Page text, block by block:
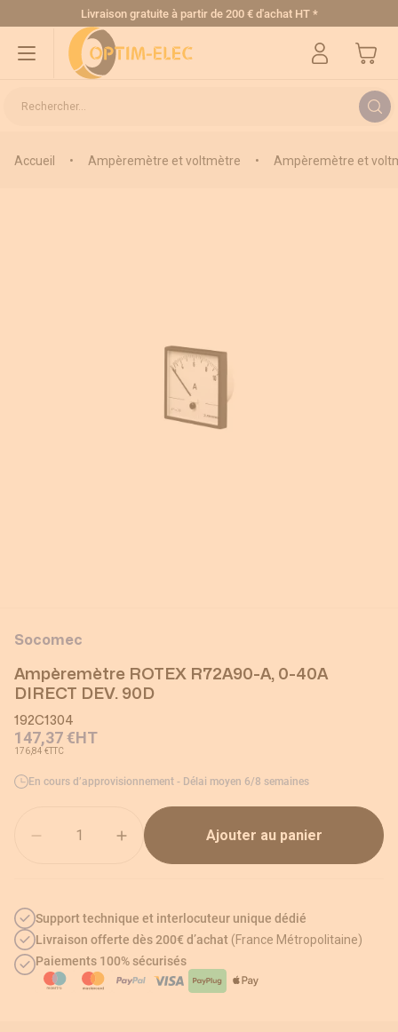
Allez au contenuLivraison gratuite à partir de 200 € d'achat HT *
Mon
Rechercher...
Accueil • Ampèremètre et voltmètre • Ampèremètre et
Socomec
Ampèremètre ROTEX R72A90-A, 0-40A
DIRECT DEV. 90D
192C1304
147,37 €HT
176,84 €TTC
En cours d’approvisionnement - Délai moyen 6/8 semaines
Ajouter au panier
Support technique et interlocuteur unique dédié
Livraison offerte dès 200€ d’achat (France Métropolitaine)
Paiements 100% sécurisés